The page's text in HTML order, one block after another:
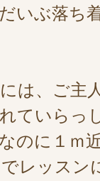
いぶ落ち
は、ご主
ていらっ
のに１ｍ
レッスン